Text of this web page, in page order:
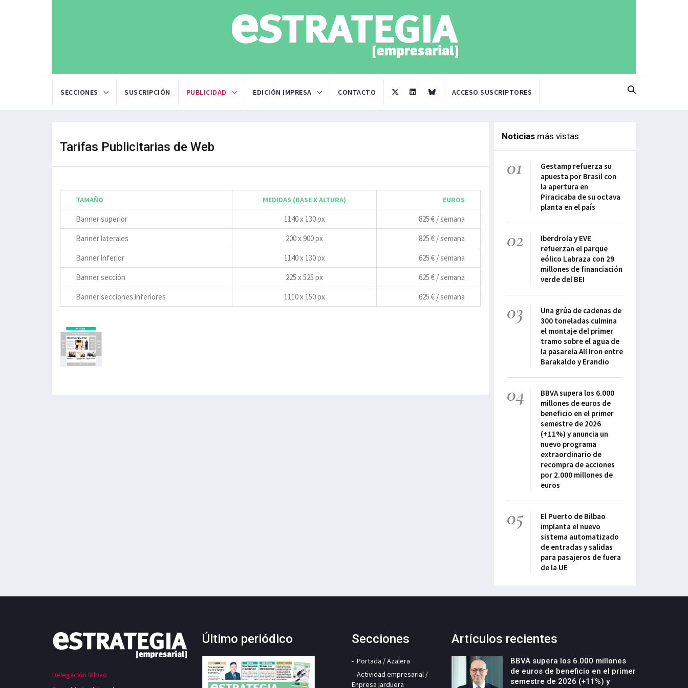
SECCIONES SUSCRIPCIÓN PUBLICIDAD EDICIÓN IMPRESA CONTACTO ACCESO SUSCRIPTORES
Tarifas Publicitarias de Web
TAMAÑO MEDIDAS (BASE X ALTURA) EUROS
Banner superior 1140 x 130 px
825 € / semana
Banner laterales
200 x 900 px
825 € / semana
Banner inferior
1140 x 130 px
625 € / semana
Banner sección
225 x 525 px
625 € / semana
Banner secciones inferiores
1110 x 150 px 625 € / semana
Noticiasmás vistas
01
Gestamp refuerza su
apuesta por Brasil con
la apertura en
Piracicaba de su octava
planta en el país
02
Iberdrola y EVE
refuerzan el parque
eólico Labraza con 29
millones de financiación
verde del BEI
03
Una grúa de cadenas de
300 toneladas culmina
el montaje del primer
tramo sobre el agua de
la pasarela All Iron entre
Barakaldo y Erandio
04
BBVA supera los 6.000
millones de euros de
beneficio en el primer
semestre de 2026
(+11%) y anuncia un
nuevo programa
extraordinario de
recompra de acciones
por 2.000 millones de
euros
05
El Puerto de Bilbao
implanta el nuevo
sistema automatizado
de entradas y salidas
para pasajeros de fuera
de la UE
Delegación Bilbao
Último periódico Secciones
Portada / Azalera
Actividad empresarial /
Enpresa jarduera
Artículos recientes
BBVA supera los 6.000 millones
de euros de beneficio en el primer
semestre de 2026 (+11%) y